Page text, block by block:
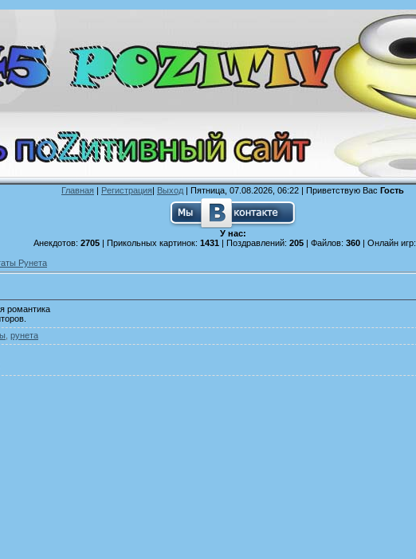
Главная | Регистрация| Выход | Пятница, 07.08.2026, 06:22 | Приветствую Вас Гость
У нас:
Анекдотов: 2705| Прикольных картинок: 1431| Поздравлений: 205| Файлов: 360| Онлайн игр:
Рунета
романтика
рунета